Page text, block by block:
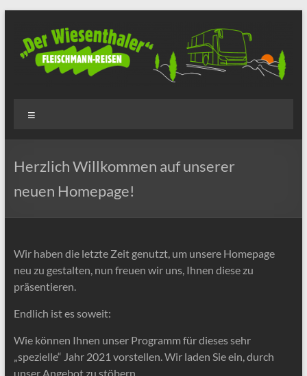
springen
Fleischmann-
Herzlich Willkommen auf unserer
neuen Homepage!
Wir haben die letzte Zeit genutzt, um unsere Homepage
neu zu gestalten, nun freuen wir uns, Ihnen diese zu
präsentieren.
Endlich ist es soweit:
Wie können Ihnen unser Programm für dieses sehr
„spezielle“ Jahr 2021 vorstellen. Wir laden Sie ein, durch
unser Angebot zu stöbern.